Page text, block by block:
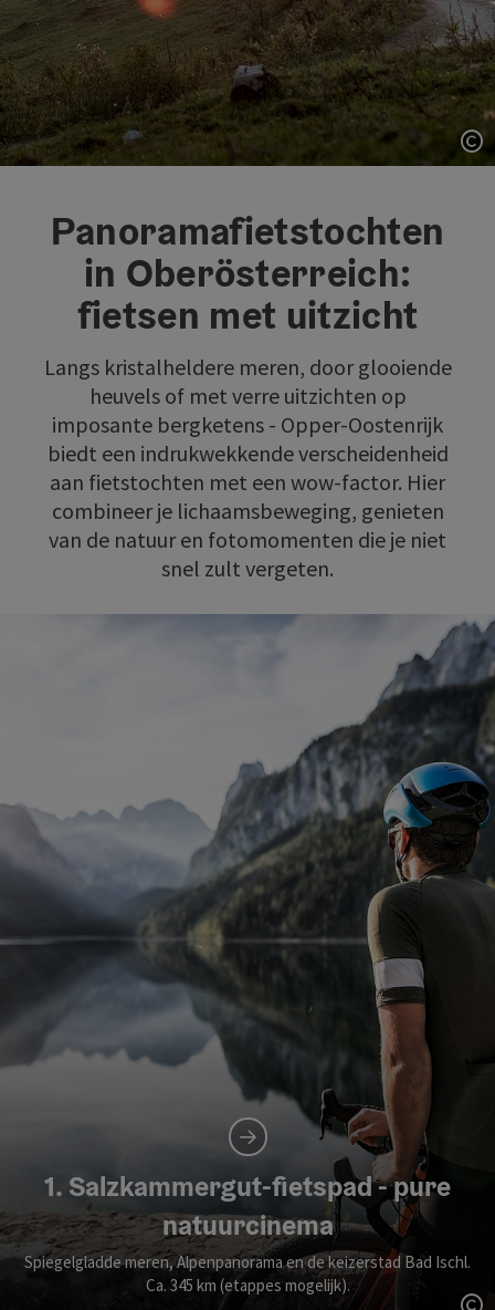
Panoramafietstochten
in Oberösterreich:
fietsen met uitzicht
Langs kristalheldere meren, door glooiende
heuvels of met verre uitzichten op
imposante bergketens - Opper-Oostenrijk
biedt een indrukwekkende verscheidenheid
aan fietstochten met een wow-factor. Hier
combineer je lichaamsbeweging, genieten
van de natuur en fotomomenten die je niet
snel zult vergeten.
1. Salzkammergut-fietspad - pure
natuurcinema
Spiegelgladde meren, Alpenpanorama en de keizerstad Bad Ischl.
Ca. 345 km (etappes mogelijk).